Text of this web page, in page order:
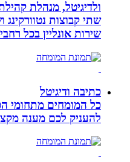
ולדיגיטל, מנהלת קהילת
שתי קבוצות נטוורקינג
שירות אונליין בכל רחבי
כתיבה ודיגיטל
כל המומחים מתחומי
להעניק לכם מענה מקצועי